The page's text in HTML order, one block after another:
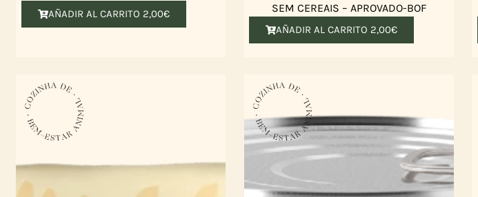
AÑADIR AL CARRITO 2,00€ SEM CEREAIS – APROVADO-BOF
AÑADIR AL CARRITO 2,00€